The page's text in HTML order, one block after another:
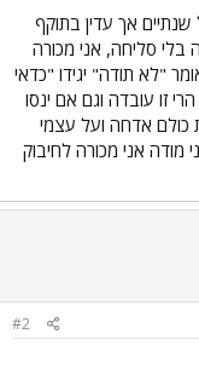
שנתיים אך עדין בתוקף
בלי סליחה, אני מכורה
"לא תודה" יגידו "כדאי
זו עובדה וגם אם ינסו
כולם אדחה ועל עצמי
מודה אני מכורה לחיבוק
#2